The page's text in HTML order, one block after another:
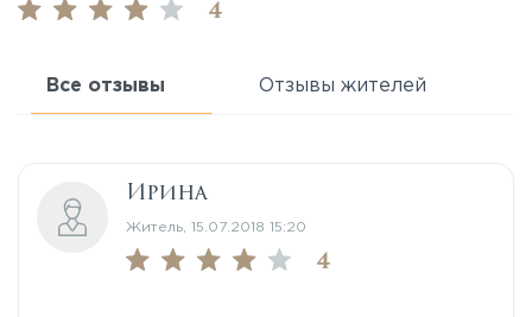
4
Все отзывы Отзывы жителей
Ирина
Житель, 15.07.2018 15:20
4